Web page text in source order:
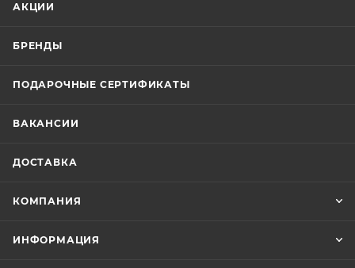
АКЦИИ
БРЕНДЫ
ПОДАРОЧНЫЕ СЕРТИФИКАТЫ
ВАКАНСИИ
ДОСТАВКА
КОМПАНИЯ
ИНФОРМАЦИЯ